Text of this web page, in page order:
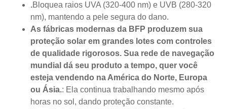
.Bloquea raios UVA (320-400 nm) e UVB (280-320
nm), mantendo a pele segura do dano.
As fábricas modernas da BFP produzem sua
proteção solar em grandes lotes com controles
de qualidade rigorosos. Sua rede de navegação
mundial dá seu produto a tempo, quer você
esteja vendendo na América do Norte, Europa
ou Ásia.: Ela continua trabalhando mesmo após
horas no sol, dando proteção constante.